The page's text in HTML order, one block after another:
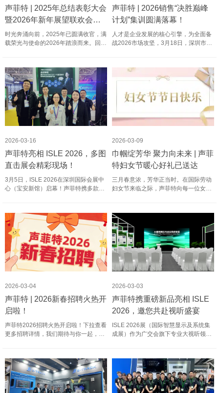
声菲特 | 2025年总结表彰大会
暨2026年新年展望联欢会圆
满举行！
时光奔涌向前，2025年已圆满收官，满
载荣光与使命的2026年踏浪而来。回望
球，共同铸就了跨越式发展的亮眼答
卷。为全面复盘年度征程、共启……
声菲特 | 2026销售“决胜巅峰
计划”集训圆满落幕！
人才是企业发展的核心引擎，为全面备
战2026市场攻坚，3月18日，深圳市声
https://www.s-track.cn/wp-
content/uploads/2026/03/2026销
2026-03-16
声菲特亮相 ISLE 2026，多图
直击展会精彩现场！
3月5日，ISLE 2026在深圳国际会展中
心（宝安新馆）启幕！声菲特携多款产
成为焦点，收获众多好评。让我们跟着
镜头，直击精彩瞬间吧！ 一、……
2026-03-09
巾帼绽芳华 聚力向未来 | 声菲
特妇女节暖心好礼已送达
三月春意浓，芳华正当时。在国际劳动
妇女节来临之际，声菲特向每一位女性
出，为声菲特发展贡献温暖而坚定的力
量。为此，声菲特特别准备了精美……
2026-03-04
声菲特 | 2026新春招聘火热开
启啦！
声菲特2026招聘火热开启啦！下拉查看
更多招聘详情，我们期待与你一起，用
品的研发、生产与销售的国家高新技术
企业，自主研发的专业设……
2026-03-03
声菲特携重磅新品亮相 ISLE
2026，邀您共赴视听盛宴
ISLE 2026展（国际智慧显示及系统集
成展）作为广交会旗下专业大视听领域
业性”与“国际性”双维度。展会覆盖LED
显示技术全产业链、系统集成……